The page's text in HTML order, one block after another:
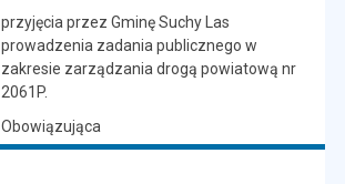
przyjęcia przez Gminę Suchy Las
prowadzenia zadania publicznego w
zakresie zarządzania drogą powiatową nr
2061P.
Obowiązująca